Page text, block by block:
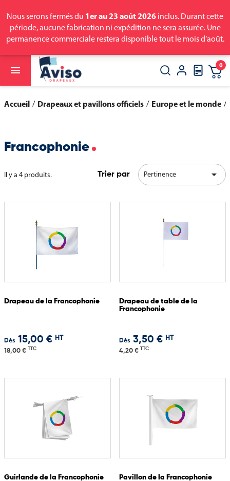
Nous serons fermés du 1er au 23 août 2026 inclus. Durant cette
période, aucune fabrication ni expédition ne sera assurée. Une
permanence commerciale restera disponible tout le mois d’août.
 0
search
Accueil Drapeaux et pavillons officiels Europe et le monde
Francophonie
Il y a 4 produits. Trier par Pertinence 
Drapeau de la Francophonie
Dès 15,00 € HT
18,00 € TTC
Drapeau de table de la
Francophonie
Dès 3,50 € HT
4,20 € TTC
Guirlande de la Francophonie Pavillon de la Francophonie